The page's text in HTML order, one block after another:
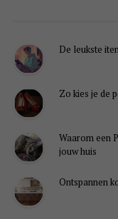
De leukste
Zo kies je de
Waarom een
jouw huis
Ontspannen